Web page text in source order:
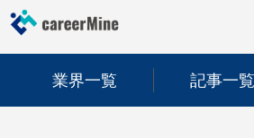
業界一覧 記事一覧